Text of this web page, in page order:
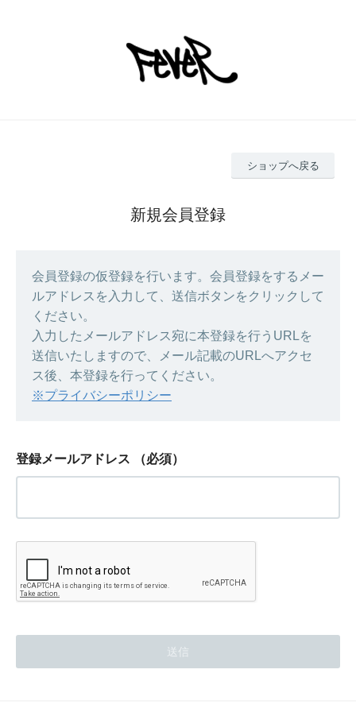
ショップへ戻る
新規会員登録
会員登録の仮登録を行います。会員登録をするメー
ルアドレスを入力して、送信ボタンをクリックして
ください。
入力したメールアドレス宛に本登録を行うURLを
送信いたしますので、メール記載のURLへアクセ
ス後、本登録を行ってください。
※プライバシーポリシー
登録メールアドレス （必須）